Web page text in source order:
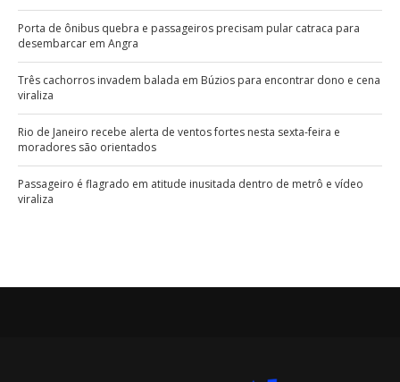
Porta de ônibus quebra e passageiros precisam pular catraca para
desembarcar em Angra
Três cachorros invadem balada em Búzios para encontrar dono e cena
viraliza
Rio de Janeiro recebe alerta de ventos fortes nesta sexta-feira e
moradores são orientados
Passageiro é flagrado em atitude inusitada dentro de metrô e vídeo
viraliza